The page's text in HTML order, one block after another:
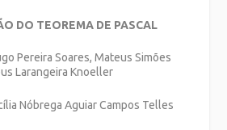
DO TEOREMA DE PASCAL
Pereira Soares, Mateus Simões
Larangeira Knoeller
Nóbrega Aguiar Campos Telles